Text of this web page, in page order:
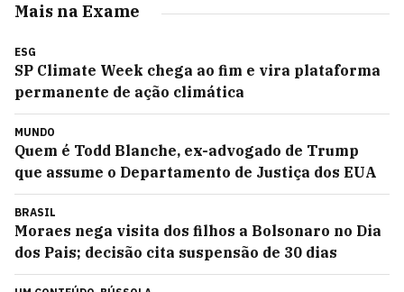
Mais na Exame
ESG
SP Climate Week chega ao fim e vira plataforma
permanente de ação climática
MUNDO
Quem é Todd Blanche, ex-advogado de Trump
que assume o Departamento de Justiça dos EUA
BRASIL
Moraes nega visita dos filhos a Bolsonaro no Dia
dos Pais; decisão cita suspensão de 30 dias